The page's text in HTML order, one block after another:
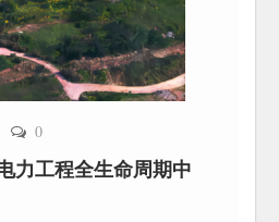
0
力工程全生命周期中